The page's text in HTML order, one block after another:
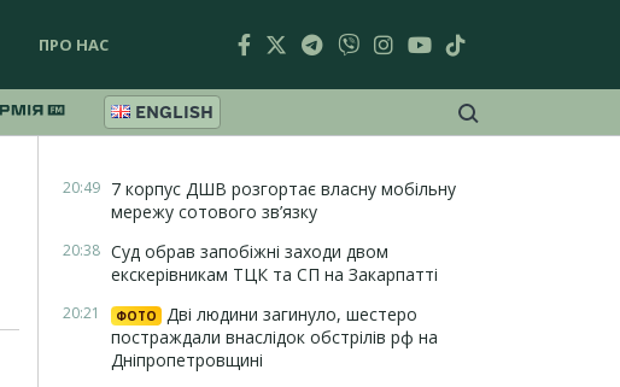
ПРО НАС
ENGLISH
20:49 7 корпус ДШВ розгортає власну мобільну
мережу сотового зв’язку
20:38 Суд обрав запобіжні заходи двом
екскерівникам ТЦК та СП на Закарпатті
20:21 ФОТО
Дві людини загинуло, шестеро
постраждали внаслідок обстрілів рф на
Дніпропетровщині